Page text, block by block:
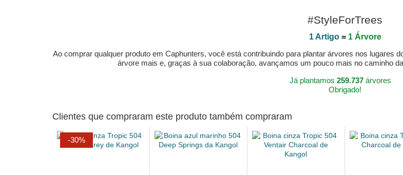
#StyleForTrees
1 Artigo= 1 Árvore
Ao comprar qualquer produto em Caphunters, você está contribuindo para plantar árvores nos lugares
árvore mais e, graças à sua colaboração, avançamos um pouco mais no caminho
Já plantamos 259.737árvores
Obrigado!
Clientes que compraram este produto também compraram
-30%